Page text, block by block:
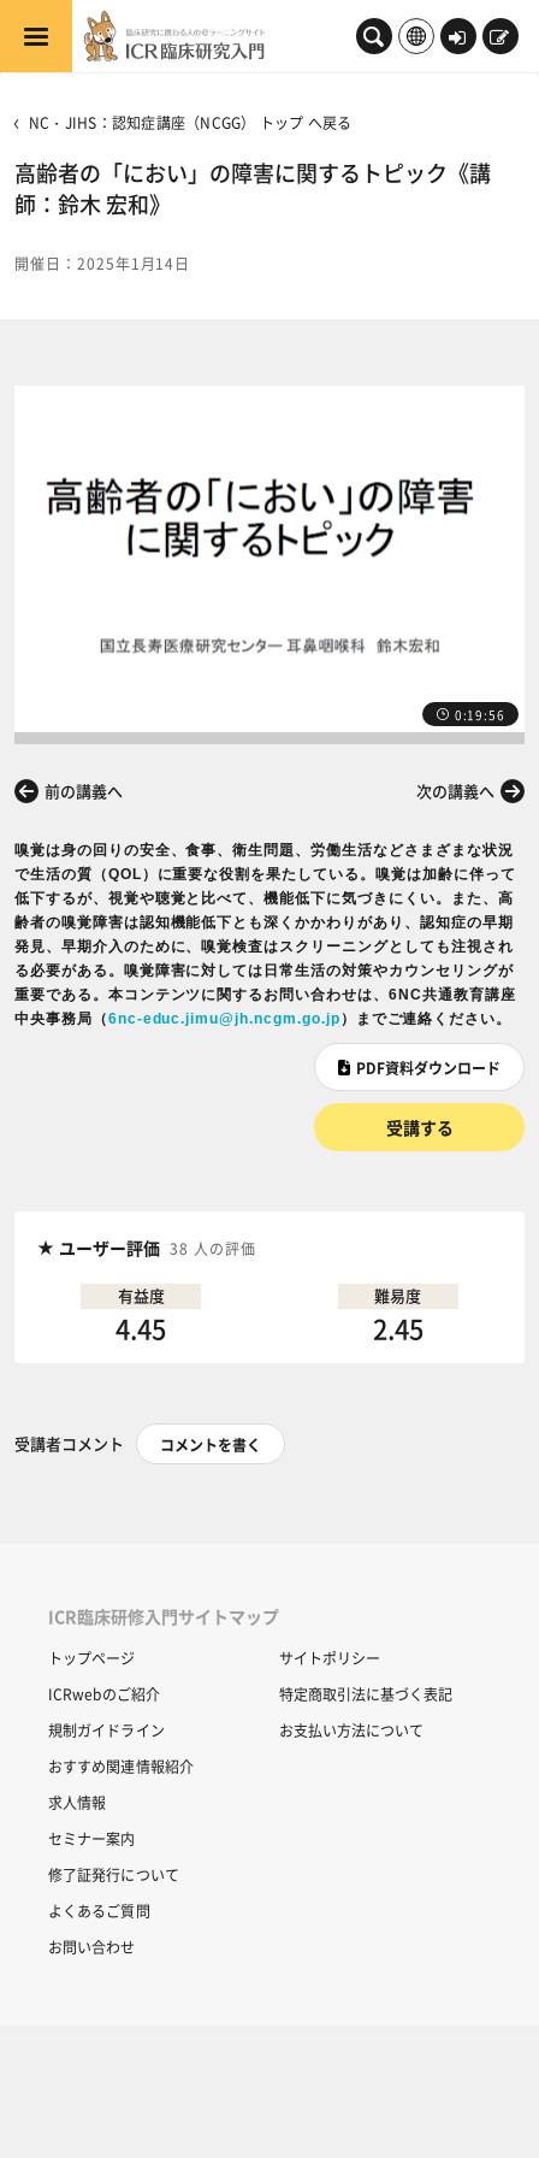
メインコンテンツへスキップする
ロ
新
NC・JIHS：認知症講座（NCGG） トップ へ戻る
高齢者の「におい」の障害に関するトピック《講
師：鈴木 宏和》​
開催日：2025年1月14日
0:19:56
前の講義へ 次の講義へ
嗅覚は身の回りの安全、食事、衛生問題、労働生活などさまざまな状況
で生活の質（QOL）に重要な役割を果たしている。嗅覚は加齢に伴って
低下するが、視覚や聴覚と比べて、機能低下に気づきにくい。また、高
齢者の嗅覚障害は認知機能低下とも深くかかわりがあり、認知症の早期
発見、早期介入のために、嗅覚検査はスクリーニングとしても注視され
る必要がある。嗅覚障害に対しては日常生活の対策やカウンセリングが
重要である。本コンテンツに関するお問い合わせは、6NC共通教育講座
中央事務局（6nc-educ.jimu@jh.ncgm.go.jp ）までご連絡ください。
PDF資料ダウンロード
受講する
ユーザー評価 38 人の評価
有益度
4.45
難易度
2.45
受講者コメント コメントを書く
ICR臨床研修入門サイトマップ
トップページ
ICRwebのご紹介
規制ガイドライン
おすすめ関連情報紹介
求人情報
セミナー案内
修了証発行について
よくあるご質問
お問い合わせ
サイトポリシー
特定商取引法に基づく表記
お支払い方法について